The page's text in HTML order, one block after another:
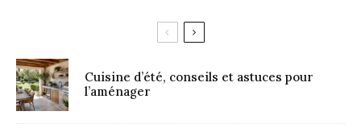
Cuisine d’été, conseils et astuces pour
l’aménager